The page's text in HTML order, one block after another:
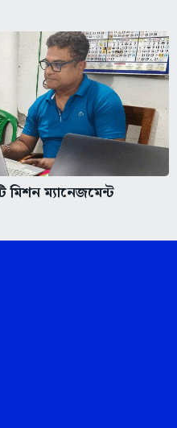
মিশন ম্যানেজমেন্ট